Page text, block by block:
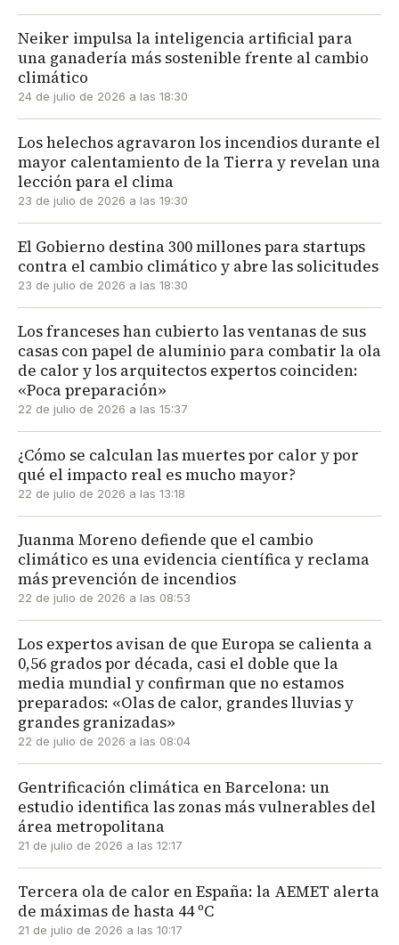
Neiker impulsa la inteligencia artificial para
una ganadería más sostenible frente al cambio
climático
24 de julio de 2026 a las 18:30
Los helechos agravaron los incendios durante el
mayor calentamiento de la Tierra y revelan una
lección para el clima
23 de julio de 2026 a las 19:30
El Gobierno destina 300 millones para startups
contra el cambio climático y abre las solicitudes
23 de julio de 2026 a las 18:30
Los franceses han cubierto las ventanas de sus
casas con papel de aluminio para combatir la ola
de calor y los arquitectos expertos coinciden:
«Poca preparación»
22 de julio de 2026 a las 15:37
¿Cómo se calculan las muertes por calor y por
qué el impacto real es mucho mayor?
22 de julio de 2026 a las 13:18
Juanma Moreno defiende que el cambio
climático es una evidencia científica y reclama
más prevención de incendios
22 de julio de 2026 a las 08:53
Los expertos avisan de que Europa se calienta a
0,56 grados por década, casi el doble que la
media mundial y confirman que no estamos
preparados: «Olas de calor, grandes lluvias y
grandes granizadas»
22 de julio de 2026 a las 08:04
Gentrificación climática en Barcelona: un
estudio identifica las zonas más vulnerables del
área metropolitana
21 de julio de 2026 a las 12:17
Tercera ola de calor en España: la AEMET alerta
de máximas de hasta 44 ºC
21 de julio de 2026 a las 10:17